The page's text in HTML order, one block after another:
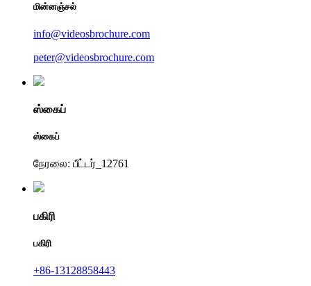
மின்னஞ்சல்
info@videosbrochure.com
peter@videosbrochure.com
ஸ்கைப்
ஸ்கைப்
நேரலை: பீட்டர்_12761
பகிரி
பகிரி
+86-13128858443